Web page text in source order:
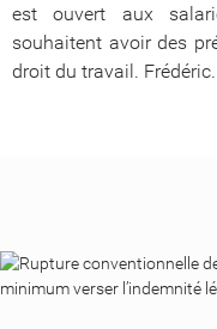
est ouvert aux
souhaitent avoir des
droit du travail.